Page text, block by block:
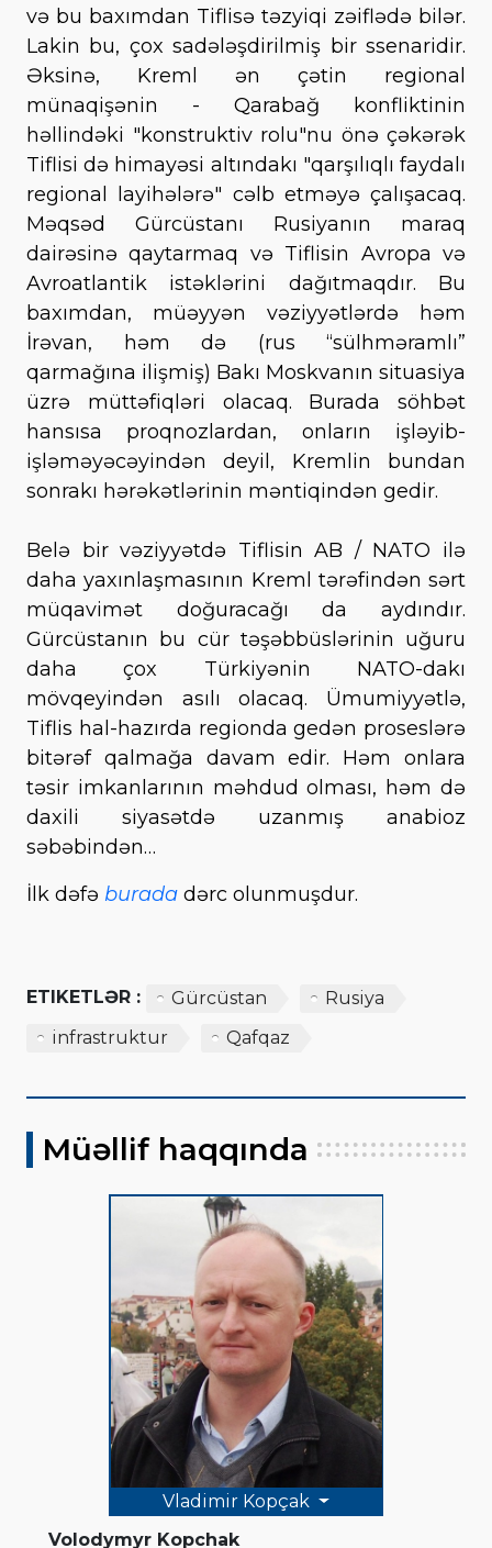
və bu baxımdan Tiflisə təzyiqi zəiflədə bilər.
Lakin bu, çox sadələşdirilmiş bir ssenaridir.
Əksinə, Kreml ən çətin regional
münaqişənin - Qarabağ konfliktinin
həllindəki "konstruktiv rolu"nu önə çəkərək
Tiflisi də himayəsi altındakı "qarşılıqlı faydalı
regional layihələrə" cəlb etməyə çalışacaq.
Məqsəd Gürcüstanı Rusiyanın maraq
dairəsinə qaytarmaq və Tiflisin Avropa və
Avroatlantik istəklərini dağıtmaqdır. Bu
baxımdan, müəyyən vəziyyətlərdə həm
İrəvan, həm də (rus “sülhməramlı”
qarmağına ilişmiş) Bakı Moskvanın situasiya
üzrə müttəfiqləri olacaq. Burada söhbət
hansısa proqnozlardan, onların işləyib-
işləməyəcəyindən deyil, Kremlin bundan
sonrakı hərəkətlərinin məntiqindən gedir.
Belə bir vəziyyətdə Tiflisin AB / NATO ilə
daha yaxınlaşmasının Kreml tərəfindən sərt
müqavimət doğuracağı da aydındır.
Gürcüstanın bu cür təşəbbüslərinin uğuru
daha çox Türkiyənin NATO-dakı
mövqeyindən asılı olacaq. Ümumiyyətlə,
Tiflis hal-hazırda regionda gedən proseslərə
bitərəf qalmağa davam edir. Həm onlara
təsir imkanlarının məhdud olması, həm də
daxili siyasətdə uzanmış anabioz
səbəbindən…
İlk dəfə burada dərc olunmuşdur.
ETIKETLƏR : Gürcüstan
Rusiya
infrastruktur
Qafqaz
Müəllif haqqında
Vladimir Kopçak
Volodymyr Kopchak